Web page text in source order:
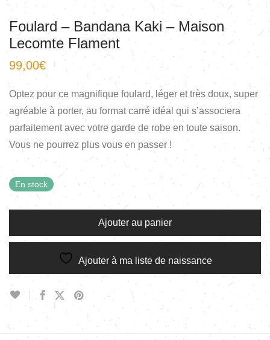
Foulard – Bandana Kaki – Maison
Lecomte Flament
99,00€
Optez pour ce magnifique foulard, léger et très doux, super
agréable à porter, au format carré idéal qui s’associera
parfaitement avec votre garde de robe en toute saison.
Vous ne pourrez plus vous en passer !
En stock
Ajouter au panier
Ajouter à ma liste de naissance